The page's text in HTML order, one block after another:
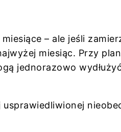
– ale jeśli
miesiąc. Przy
jednorazowo